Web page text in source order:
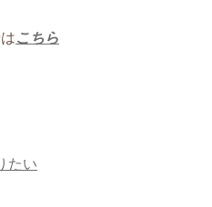
こちら
たい